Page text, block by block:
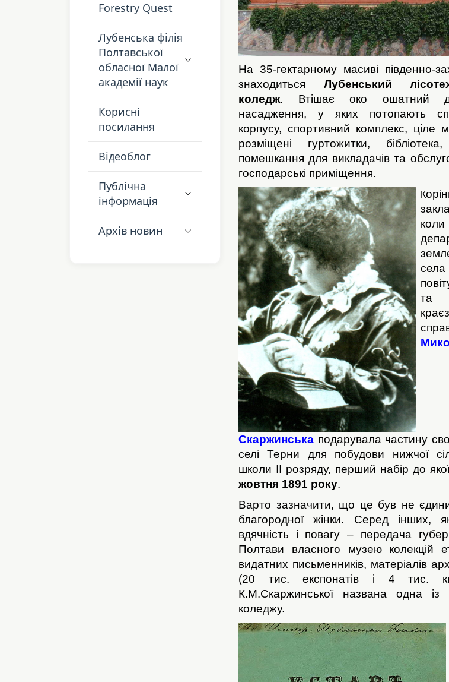
Forestry Quest
Лубенська філія
Полтавської
обласної Малої
академії наук
Корисні
посилання
Відеоблог
Публічна
інформація
Архів новин
На 35-гектарному масиві південно-
знаходиться Лубенський
коледж. Втішає око ошатний
насадження, у яких потопають
корпусу, спортивний комплекс, ціле
розміщені гуртожитки,
помешкання для викладачів та
господарські приміщення.
К
села
та
Скаржинська подарувала частину
селі Терни для побудови нижчої
школи ІІ розряду, перший набір до
жовтня 1891 року.
Варто зазначити, що це був не
благородної жінки. Серед інших,
вдячність і повагу – передача
Полтави власного музею колекцій
видатних письменників, матеріалів
(20 тис. експонатів і 4 тис.
К.М.Скаржинської названа одна із
коледжу.